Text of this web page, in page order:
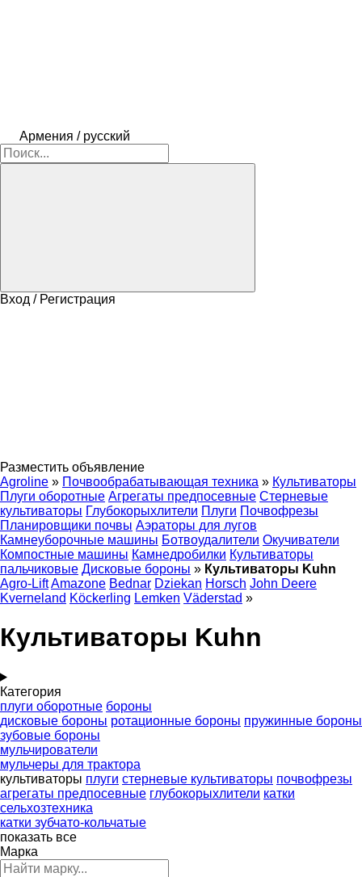
Армения / русский
Вход / Регистрация
Разместить объявление
Agroline » Почвообрабатывающая техника » Культиваторы
Плуги оборотные Агрегаты предпосевные Стерневые
культиваторы Глубокорыхлители Плуги Почвофрезы
Планировщики почвы Аэраторы для лугов
Камнеуборочные машины Ботвоудалители Окучиватели
Компостные машины Камнедробилки Культиваторы
пальчиковые Дисковые бороны » Культиваторы Kuhn
Agro-LiftAmazone Bednar Dziekan Horsch John Deere
Kverneland Köckerling Lemken Väderstad »
Культиваторы Kuhn
Категория
плуги оборотные бороны
дисковые бороны ротационные бороны пружинные бороны
зубовые бороны
мульчирователи
мульчеры для трактора
культиваторы плуги стерневые культиваторы почвофрезы
агрегаты предпосевные глубокорыхлители катки
сельхозтехника
катки зубчато-кольчатые
показать все
Марка